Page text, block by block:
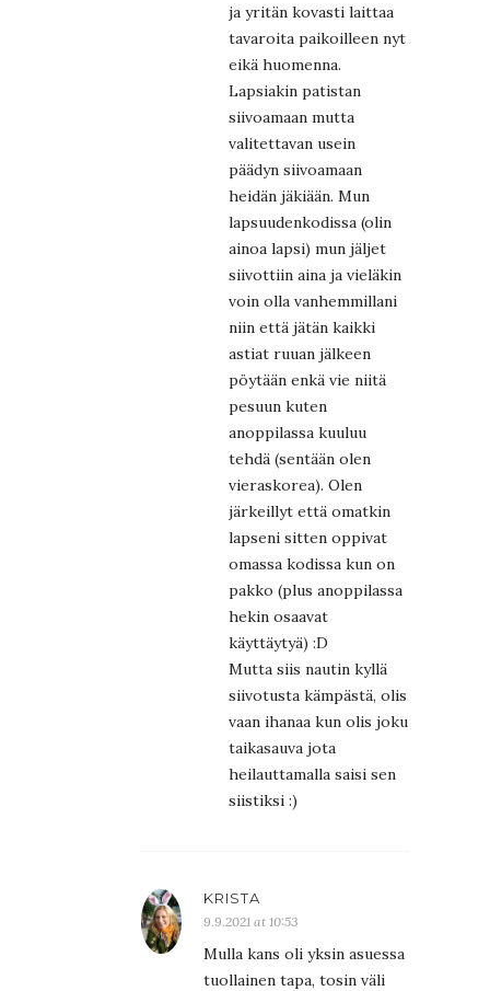
ja yritän kovasti laittaa
tavaroita paikoilleen nyt
eikä huomenna.
Lapsiakin patistan
siivoamaan mutta
valitettavan usein
päädyn siivoamaan
heidän jäkiään. Mun
lapsuudenkodissa (olin
ainoa lapsi) mun jäljet
siivottiin aina ja vieläkin
voin olla vanhemmillani
niin että jätän kaikki
astiat ruuan jälkeen
pöytään enkä vie niitä
pesuun kuten
anoppilassa kuuluu
tehdä (sentään olen
vieraskorea). Olen
järkeillyt että omatkin
lapseni sitten oppivat
omassa kodissa kun on
pakko (plus anoppilassa
hekin osaavat
käyttäytyä) :D
Mutta siis nautin kyllä
siivotusta kämpästä, olis
vaan ihanaa kun olis joku
taikasauva jota
heilauttamalla saisi sen
siistiksi :)
KRISTA
9.9.2021 at 10:53
Mulla kans oli yksin asuessa
tuollainen tapa, tosin väli